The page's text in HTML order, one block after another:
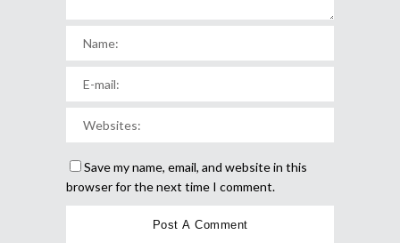
Save my name, email, and website in this
browser for the next time I comment.